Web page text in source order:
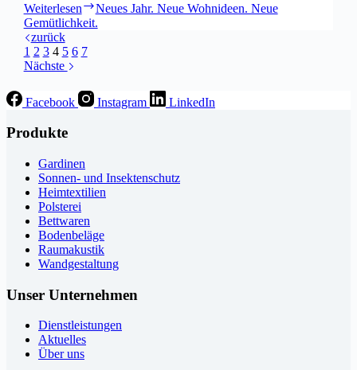
Weiterlesen
Neues Jahr. Neue Wohnideen. Neue
Gemütlichkeit.
zurück
1 2 3 4 5 6 7
Nächste
Facebook Instagram LinkedIn
Produkte
Gardinen
Sonnen- und Insektenschutz
Heimtextilien
Polsterei
Bettwaren
Bodenbeläge
Raumakustik
Wandgestaltung
Unser Unternehmen
Dienstleistungen
Aktuelles
Über uns